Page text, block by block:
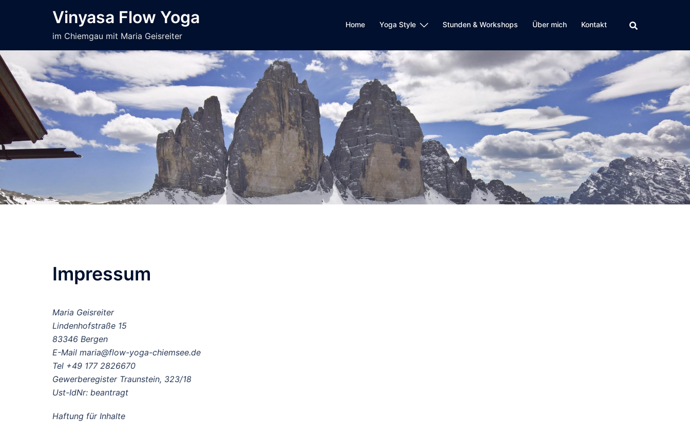
Vinyasa Flow Yoga
im Chiemgau mit Maria Geisreiter
Home Yoga Style Stunden & Workshops Über mich Kontakt
Impressum
Maria Geisreiter
Lindenhofstraße 15
83346 Bergen
E-Mail maria@flow-yoga-chiemsee.de
Tel +49 177 2826670
Gewerberegister Traunstein, 323/18
Ust-IdNr: beantragt
Haftung für Inhalte